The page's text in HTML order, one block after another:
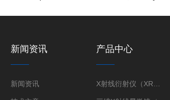
新闻资讯
新闻资讯
产品中心